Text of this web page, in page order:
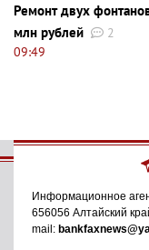
Ремонт двух
млн рублей
2
09:49
Информационное
656056 Алтайский
mail: